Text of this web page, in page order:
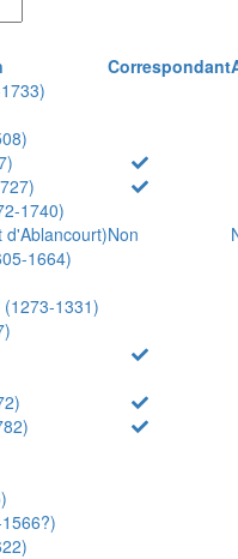
Correspondant
1740)
d'Ablancourt)Non
1664)
1331)